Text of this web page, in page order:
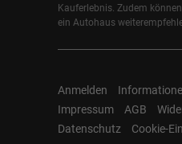
Kauferlebnis. Zudem
ein Autohaus
Anmelden
Impressum
AGB
Datenschutz
Cookie-